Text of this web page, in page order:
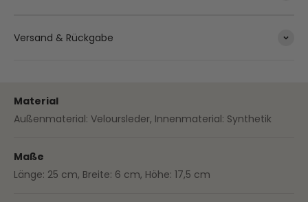
Versand & Rückgabe
Material
Außenmaterial: Veloursleder, Innenmaterial: Synthetik
Maße
Länge: 25 cm, Breite: 6 cm, Höhe: 17,5 cm